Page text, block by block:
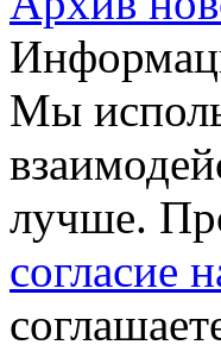
Мы
лучше.
согласие